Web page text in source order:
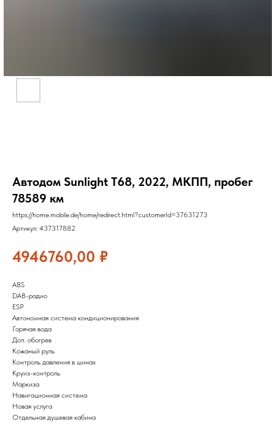
Автодом Sunlight T68, 2022, МКПП, пробег
78589 км
https://home.mobile.de/home/redirect.html?customerId=37631273
Артикул: 437317882
4946760,00 ₽
ABS
DAB-радио
ESP
Автономная система кондиционирования
Горячая вода
Доп. обогрев
Кожаный руль
Контроль давления в шинах
Круиз-контроль
Маркиза
Навигационная система
Новая услуга
Отдельная душевая кабина